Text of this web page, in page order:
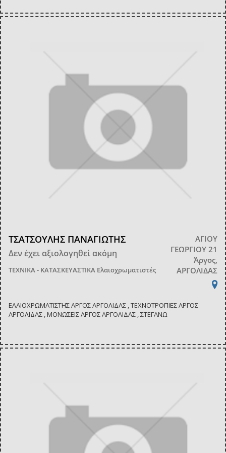
ΤΣΑΤΣΟΥΛΗΣ ΠΑΝΑΓΙΩΤΗΣ
Δεν έχει αξιολογηθεί ακόμη
ΤΕΧΝΙΚΑ - ΚΑΤΑΣΚΕΥΑΣΤΙΚΑ Ελαιοχρωματιστές
ΑΓΙΟΥ
ΓΕΩΡΓΙΟΥ 21
Άργος,
ΑΡΓΟΛΙΔΑΣ
ΕΛΑΙΟΧΡΩΜΑΤΙΣΤΗΣ ΑΡΓΟΣ ΑΡΓΟΛΙΔΑΣ , ΤΕΧΝΟΤΡΟΠΙΕΣ ΑΡΓΟΣ
ΑΡΓΟΛΙΔΑΣ , ΜΟΝΩΣΕΙΣ ΑΡΓΟΣ ΑΡΓΟΛΙΔΑΣ , ΣΤΕΓΑΝΩ